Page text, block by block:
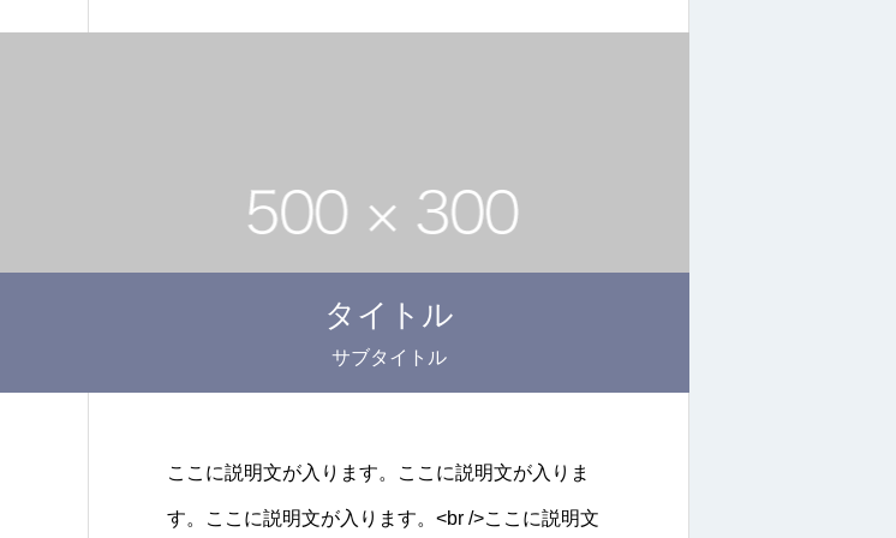
タイトル
サブタイトル
ここに説明文が入ります。ここに説明文が入りま
す。ここに説明文が入ります。<br />ここに説明文